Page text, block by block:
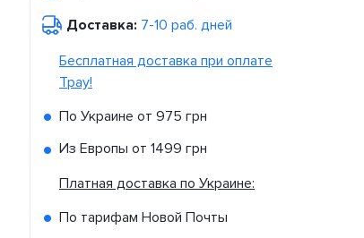
Доставка: 7-10 раб. дней
Бесплатная доставка при оплате
Tpay!
По Украине от 975 грн
Из Европы от 1499 грн
Платная доставка по Украине:
По тарифам Новой Почты